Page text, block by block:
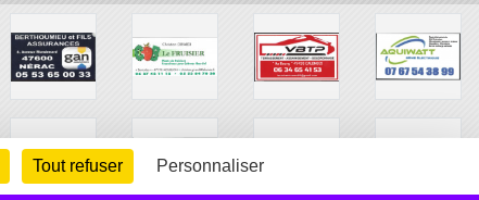
Tout refuser Personnaliser